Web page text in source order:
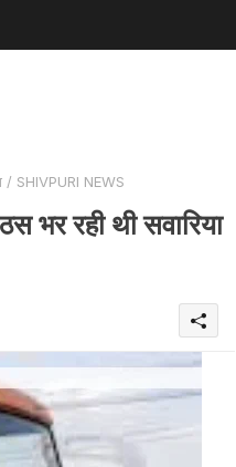
/ SHIVPURI NEWS
भर रही थी सवारिया